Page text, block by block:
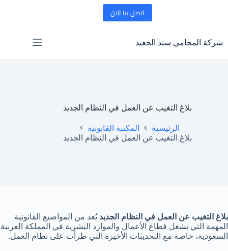
اتصل بنا الان
شركة المحامي سند الجعيد
بلاغ التغيب عن العمل في النظام الجديد
الرئيسية
المكتبة القانونية
بلاغ التغيب عن العمل في النظام الجديد
بلاغ التغيب عن العمل في النظام الجديد يُعد من المواضيع القانونية
المهمة التي تشغل قطاع الأعمال والموارد البشرية في المملكة العربية
السعودية، خاصة مع التحديثات الأخيرة التي طرأت على نظام العمل.